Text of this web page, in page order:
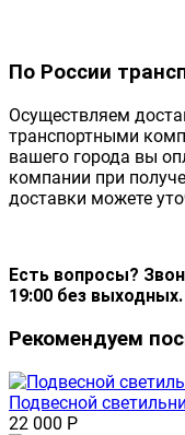
По России
Осуществляем
транспортными
вашего города вы
компании при
доставки можете
Есть вопросы?
19:00 без выходных.
Рекомендуем
Подвесной
22 000 Р